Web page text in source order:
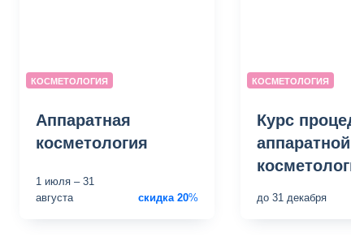
КОСМЕТОЛОГИЯ
Аппаратная
косметология
1 июля – 31
августа
скидка 20%
КОСМЕТОЛОГИЯ
Курс
аппаратной
до 31 декабря